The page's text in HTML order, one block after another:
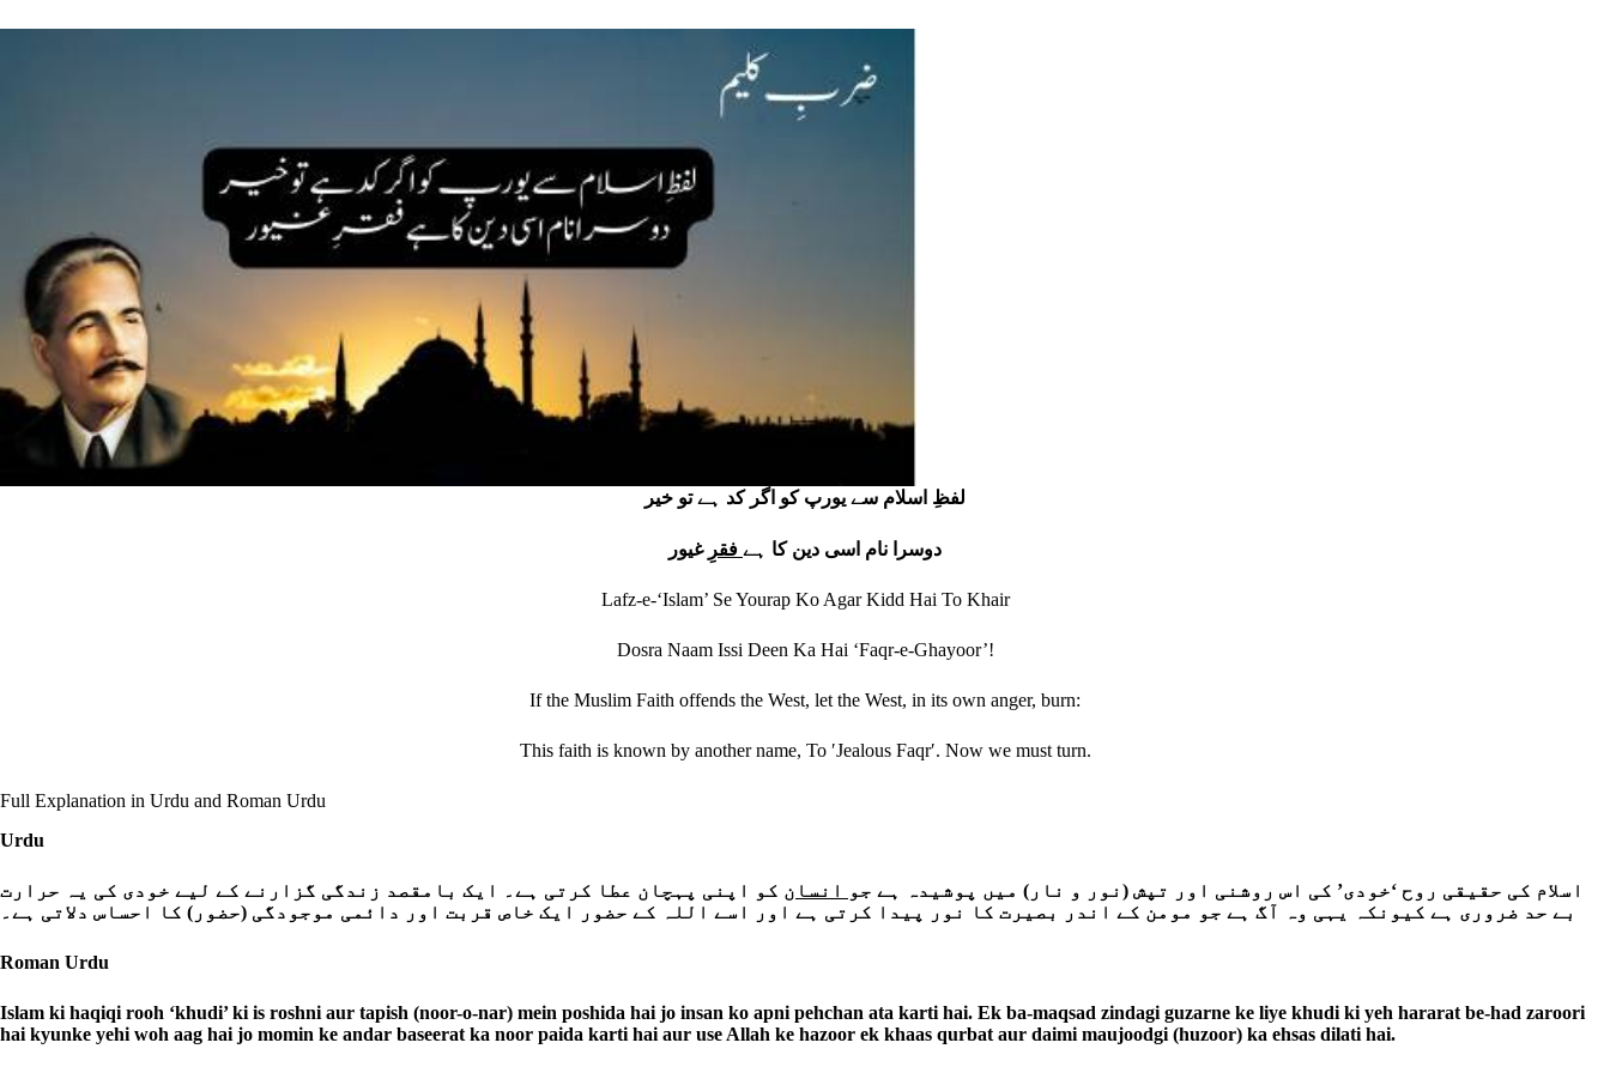
لفظِ اسلام سے یورپ کو اگر کد ہے تو خیر
دوسرا نام اسی دین کا ہے فقرِ غیور
Lafz-e-‘Islam’ Se Yourap Ko Agar Kidd Hai To Khair
Dosra Naam Issi Deen Ka Hai ‘Faqr-e-Ghayoor’!
If the Muslim Faith offends the West, let the West, in its own anger, burn:
This faith is known by another name, To ʹJealous Faqrʹ. Now we must turn.
Full Explanation in Urdu and Roman Urdu
Urdu
اسلام کی حقیقی روح ‘خودی’ کی اس روشنی اور تپش (نور و نار) میں پوشیدہ ہے جو انسان کو اپنی پہچان عطا کرتی ہے۔ ایک بامقصد زندگی گزارنے کے لیے خودی کی یہ حرارت
بے حد ضروری ہے کیونکہ یہی وہ آگ ہے جو مومن کے اندر بصیرت کا نور پیدا کرتی ہے اور اسے اللہ کے حضور ایک خاص قربت اور دائمی موجودگی (حضور) کا احساس دلاتی ہے۔
Roman Urdu
Islam ki haqiqi rooh ‘khudi’ ki is roshni aur tapish (noor-o-nar) mein poshida hai jo insan ko apni pehchan ata karti hai. Ek ba-maqsad zindagi guzarne ke liye khudi ki yeh hararat be-had zaroori
hai kyunke yehi woh aag hai jo momin ke andar baseerat ka noor paida karti hai aur use Allah ke hazoor ek khaas qurbat aur daimi maujoodgi (huzoor) ka ehsas dilati hai.